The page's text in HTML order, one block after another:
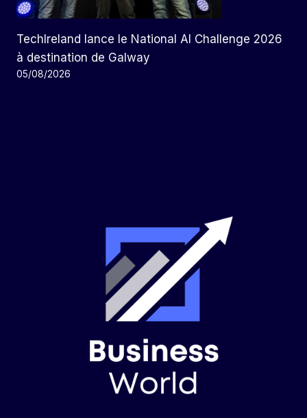
TechIreland lance le National AI Challenge 2026
à destination de Galway
05/08/2026